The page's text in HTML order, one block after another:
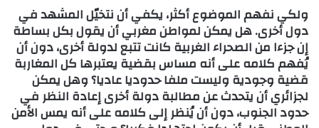
ولكي نفهم الموضوع أكثر، يكفي أن نتخيّل المشهد في
دول أخرى. هل يمكن لمواطن مغربي أن يقول بكل بساطة
إن جزءا من الصحراء الغربية كانت تتبع لدولة أخرى، دون أن
يُفهم كلامه على أنه مساس بقضية يعتبرها كل المغاربة
قضية وجودية وليست ملفا حدوديا عاديا؟ وهل يمكن
لجزائري أن يتحدث عن مطالبة دولة أخرى إعادة النظر في
حدود الجنوب، دون أن يُنظر إلى كلامه على أنه يمس الأمن